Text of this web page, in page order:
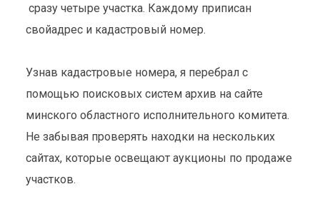
сразу четыре участка. Каждому приписан
свойадрес и кадастровый номер.
Узнав кадастровые номера, я перебрал с
помощью поисковых систем архив на сайте
минского областного исполнительного комитета.
Не забывая проверять находки на нескольких
сайтах, которые освещают аукционы по продаже
участков.